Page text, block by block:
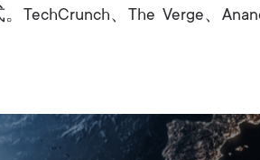
TechCrunch、The Verge、